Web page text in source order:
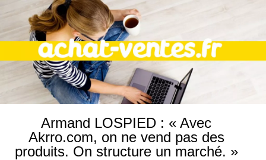
Armand LOSPIED : « Avec
Akrro.com, on ne vend pas des
produits. On structure un marché. »